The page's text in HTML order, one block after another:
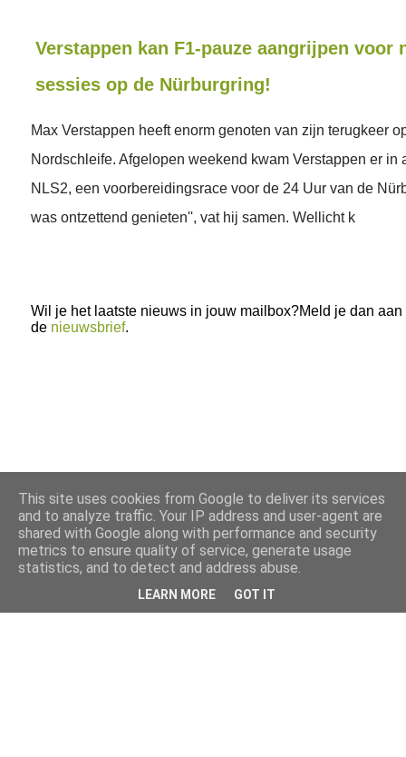
Verstappen kan F1-pauze aangrijpen voor
sessies op de Nürburgring!
Max Verstappen heeft enorm genoten van zijn terugkeer
Nordschleife. Afgelopen weekend kwam Verstappen er in
NLS2, een voorbereidingsrace voor de 24 Uur van de
was ontzettend genieten'', vat hij samen. Wellicht k
Wil je het laatste nieuws in jouw mailbox?Meld je dan aan
de nieuwsbrief.
This site uses cookies from Google to deliver its services
and to analyze traffic. Your IP address and user-agent are
shared with Google along with performance and security
metrics to ensure quality of service, generate usage
statistics, and to detect and address abuse.
LEARN MORE GOT IT